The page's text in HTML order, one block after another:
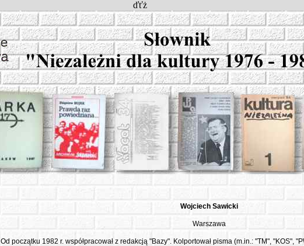
ďťż
Wojciech Sawicki
Warszawa
Od początku 1982 r. współpracował z redakcją "Bazy". Kolportował pisma (m.in.: "TM", "KOS",